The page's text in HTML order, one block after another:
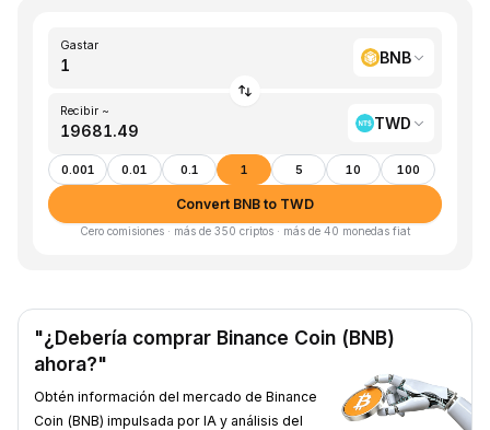
Gastar
BNB
Recibir ~
TWD
0.001 0.01 0.1 1 5 10 100
Convert BNB to TWD
Cero comisiones · más de 350 criptos · más de 40 monedas fiat
"¿Debería comprar Binance Coin (BNB)
ahora?"
Obtén información del mercado de Binance
Coin (BNB) impulsada por IA y análisis del